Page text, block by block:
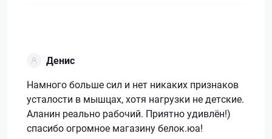
Денис
Намного больше сил и нет никаких признаков
усталости в мышцах, хотя нагрузки не детские.
Аланин реально рабочий. Приятно удивлён!)
спасибо огромное магазину белок.юа!